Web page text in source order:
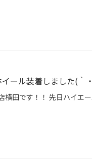
ール装着しました(｀